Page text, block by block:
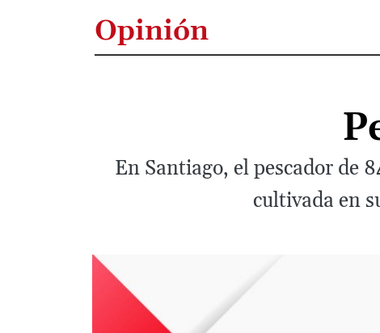
Opinión
En Santiago, el pescador de
cultivada en